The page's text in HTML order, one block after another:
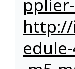
http://